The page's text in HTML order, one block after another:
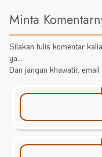
Minta
Silakan tulis komentar
ya...
Dan jangan khawatir,